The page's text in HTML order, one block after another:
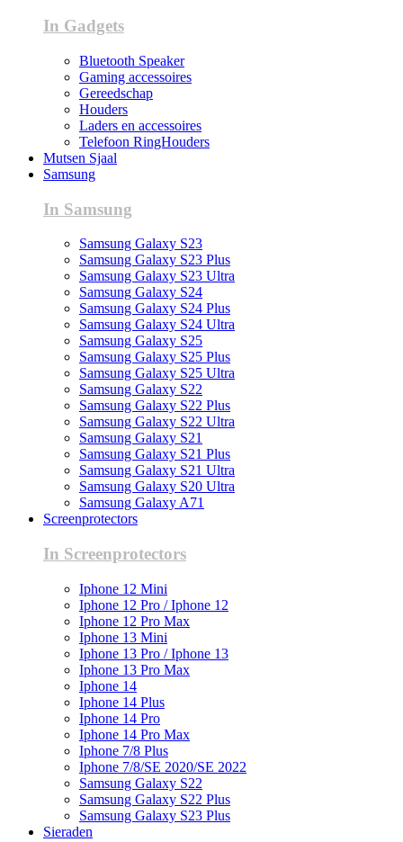
In Gadgets
Bluetooth Speaker
Gaming accessoires
Gereedschap
Houders
Laders en accessoires
Telefoon RingHouders
Mutsen Sjaal
Samsung
In Samsung
Samsung Galaxy S23
Samsung Galaxy S23 Plus
Samsung Galaxy S23 Ultra
Samsung Galaxy S24
Samsung Galaxy S24 Plus
Samsung Galaxy S24 Ultra
Samsung Galaxy S25
Samsung Galaxy S25 Plus
Samsung Galaxy S25 Ultra
Samsung Galaxy S22
Samsung Galaxy S22 Plus
Samsung Galaxy S22 Ultra
Samsung Galaxy S21
Samsung Galaxy S21 Plus
Samsung Galaxy S21 Ultra
Samsung Galaxy S20 Ultra
Samsung Galaxy A71
Screenprotectors
In Screenprotectors
Iphone 12 Mini
Iphone 12 Pro / Iphone 12
Iphone 12 Pro Max
Iphone 13 Mini
Iphone 13 Pro / Iphone 13
Iphone 13 Pro Max
Iphone 14
Iphone 14 Plus
Iphone 14 Pro
Iphone 14 Pro Max
Iphone 7/8 Plus
Iphone 7/8/SE 2020/SE 2022
Samsung Galaxy S22
Samsung Galaxy S22 Plus
Samsung Galaxy S23 Plus
Sieraden